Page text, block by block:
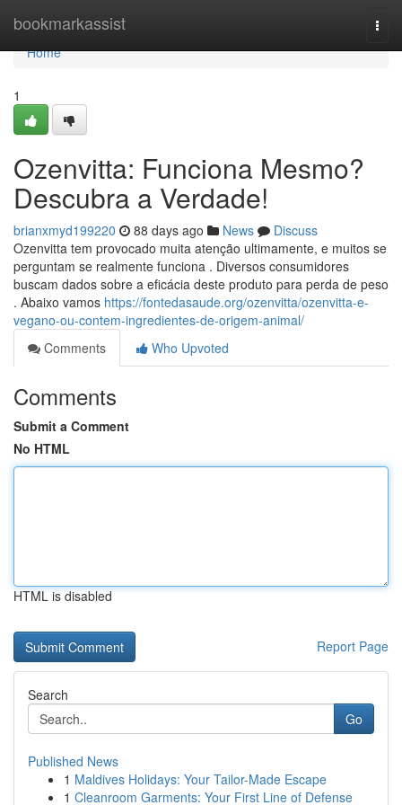
bookmarkassist
Home
Home
1
Ozenvitta: Funciona Mesmo?
Descubra a Verdade!
brianxmyd199220 88 days ago News
Discuss
Ozenvitta tem provocado muita atenção ultimamente, e muitos se
perguntam se realmente funciona . Diversos consumidores
buscam dados sobre a eficácia deste produto para perda de peso
. Abaixo vamos https://fontedasaude.org/ozenvitta/ozenvitta-e-
vegano-ou-contem-ingredientes-de-origem-animal/
Comments
Who Upvoted
Comments
Submit a Comment
No HTML
HTML is disabled
Report Page
Search
Go
Published News
1 Maldives Holidays: Your Tailor-Made Escape
1 Cleanroom Garments: Your First Line of Defense